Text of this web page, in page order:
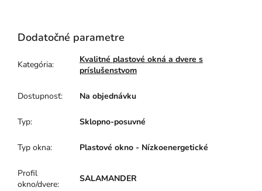
Dodatočné parametre
Kategória:
Kvalitné plastové okná a dvere s
príslušenstvom
Dostupnosť: Na objednávku
Typ: Sklopno-posuvné
Typ okna: Plastové okno - Nízkoenergetické
Profil
okno/dvere:
SALAMANDER